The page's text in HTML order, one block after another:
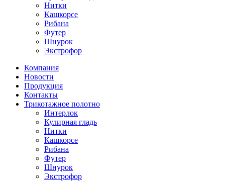
Нитки
Кашкорсе
Рибана
Футер
Шнурок
Экстрофор
Компания
Новости
Продукция
Контакты
Трикотажное полотно
Интерлок
Кулирная гладь
Нитки
Кашкорсе
Рибана
Футер
Шнурок
Экстрофор